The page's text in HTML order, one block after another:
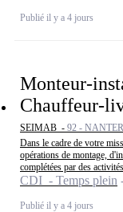
Publié il y a 4 jours
Monteur-
Chauffeur-
SEIMAB - 92 -
Dans le cadre de votre
opérations de montage,
complétées par des
CDI - Temps plein
Publié il y a 4 jours